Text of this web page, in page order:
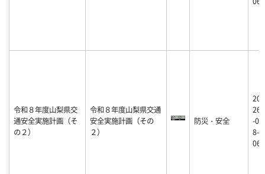
令和８年度山梨県交
通安全実施計画（そ
の２）
令和８年度山梨県交通
安全実施計画（その
２）
防災・安全
20
26
-0
8-
06